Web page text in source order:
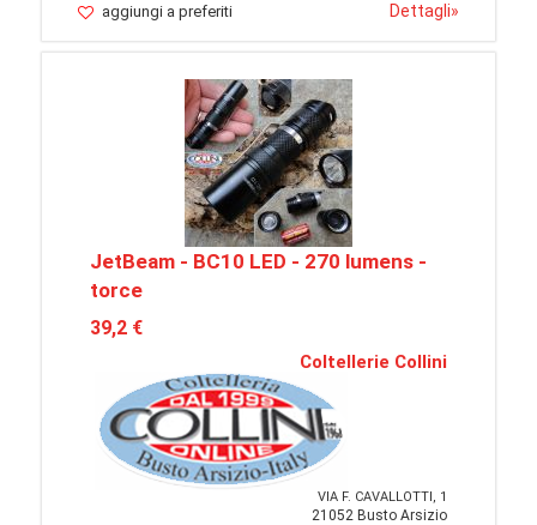
aggiungi a preferiti Dettagli»
JetBeam - BC10 LED - 270 lumens -
torce
39,2 €
Coltellerie Collini
VIA F. CAVALLOTTI, 1
21052 Busto Arsizio